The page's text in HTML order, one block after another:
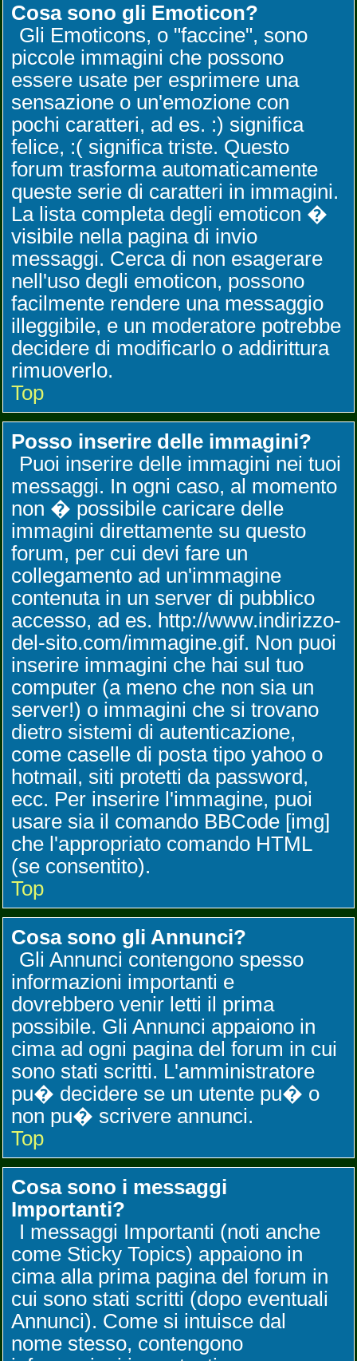
Cosa sono gli Emoticon?
Gli Emoticons, o "faccine", sono
piccole immagini che possono
essere usate per esprimere una
sensazione o un'emozione con
pochi caratteri, ad es. :) significa
felice, :( significa triste. Questo
forum trasforma automaticamente
queste serie di caratteri in immagini.
La lista completa degli emoticon �
visibile nella pagina di invio
messaggi. Cerca di non esagerare
nell'uso degli emoticon, possono
facilmente rendere una messaggio
illeggibile, e un moderatore potrebbe
decidere di modificarlo o addirittura
rimuoverlo.
Top
Posso inserire delle immagini?
Puoi inserire delle immagini nei tuoi
messaggi. In ogni caso, al momento
non � possibile caricare delle
immagini direttamente su questo
forum, per cui devi fare un
collegamento ad un'immagine
contenuta in un server di pubblico
accesso, ad es. http://www.indirizzo-
del-sito.com/immagine.gif. Non puoi
inserire immagini che hai sul tuo
computer (a meno che non sia un
server!) o immagini che si trovano
dietro sistemi di autenticazione,
come caselle di posta tipo yahoo o
hotmail, siti protetti da password,
ecc. Per inserire l'immagine, puoi
usare sia il comando BBCode [img]
che l'appropriato comando HTML
(se consentito).
Top
Cosa sono gli Annunci?
Gli Annunci contengono spesso
informazioni importanti e
dovrebbero venir letti il prima
possibile. Gli Annunci appaiono in
cima ad ogni pagina del forum in cui
sono stati scritti. L'amministratore
pu� decidere se un utente pu� o
non pu� scrivere annunci.
Top
Cosa sono i messaggi
Importanti?
I messaggi Importanti (noti anche
come Sticky Topics) appaiono in
cima alla prima pagina del forum in
cui sono stati scritti (dopo eventuali
Annunci). Come si intuisce dal
nome stesso, contengono